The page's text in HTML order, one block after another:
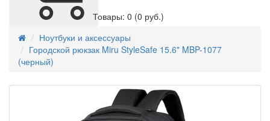
Товары: 0 (0 руб.)
Ноутбуки и аксессуары
Городской рюкзак Miru StyleSafe 15.6" MBP-1077
(черный)